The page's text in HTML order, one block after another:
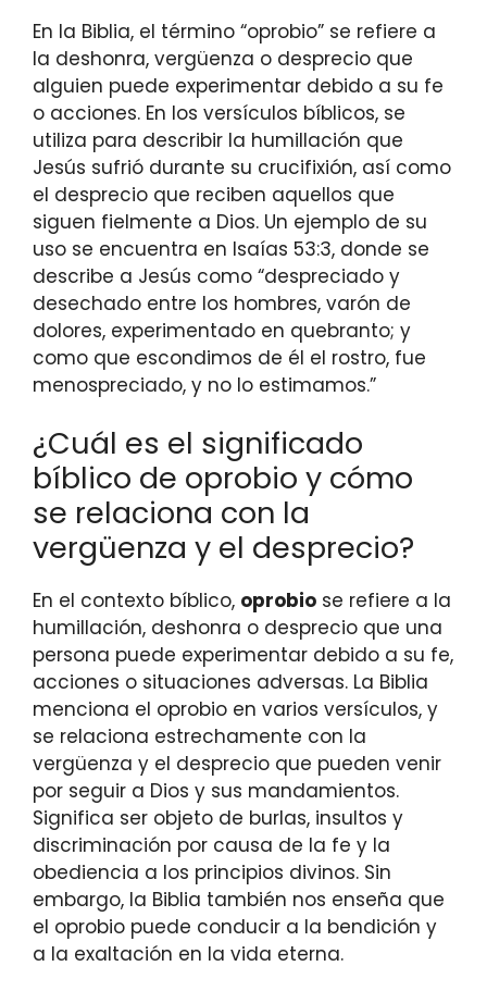
En la Biblia, el término “oprobio” se refiere a
la deshonra, vergüenza o desprecio que
alguien puede experimentar debido a su fe
o acciones. En los versículos bíblicos, se
utiliza para describir la humillación que
Jesús sufrió durante su crucifixión, así como
el desprecio que reciben aquellos que
siguen fielmente a Dios. Un ejemplo de su
uso se encuentra en Isaías 53:3, donde se
describe a Jesús como “despreciado y
desechado entre los hombres, varón de
dolores, experimentado en quebranto; y
como que escondimos de él el rostro, fue
menospreciado, y no lo estimamos.”
¿Cuál es el significado
bíblico de oprobio y cómo
se relaciona con la
vergüenza y el desprecio?
En el contexto bíblico, oprobio se refiere a la
humillación, deshonra o desprecio que una
persona puede experimentar debido a su fe,
acciones o situaciones adversas. La Biblia
menciona el oprobio en varios versículos, y
se relaciona estrechamente con la
vergüenza y el desprecio que pueden venir
por seguir a Dios y sus mandamientos.
Significa ser objeto de burlas, insultos y
discriminación por causa de la fe y la
obediencia a los principios divinos. Sin
embargo, la Biblia también nos enseña que
el oprobio puede conducir a la bendición y
a la exaltación en la vida eterna.